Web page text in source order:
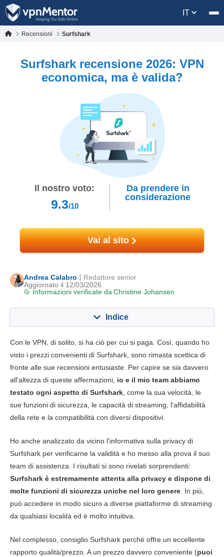
IT
Recensioni Surfshark
Surfshark recensione 2026: VPN
economica, ma è valida?
Il nostro voto:
9.3/10
Da prendere in
considerazione
Vai al sito
Andrea Calabro
Aggiornato il 12/03/2026
Informazioni verificate daChristine Johansen
Redattore senior
Indice
Funzionalità chiave 9.4
Streaming 9.6
Gaming 9.0
Rete di server 9.0
Sicurezza 10.0
Privacy 9.0
Torrent 9.0
Installazione e app 9.4
Con le VPN, di solito, si ha ciò per cui si paga. Così, quando ho
visto i prezzi convenienti di Surfshark, sono rimasta scettica di
fronte alle sue recensioni entusiaste. Per capire se sia davvero
all'altezza di queste affermazioni, io e il mio team abbiamo
testato ogni aspetto di Surfshark, come la sua velocità, le
sue funzioni di sicurezza, le capacità di streaming, l'affidabilità
della rete e la compatibilità con diversi dispositivi.
Ho anche analizzato da vicino l'informativa sulla privacy di
Surfshark per verificarne la validità e ho messo alla prova il suo
team di assistenza. I risultati si sono rivelati sorprendenti:
Surfshark è estremamente attenta alla privacy e dispone di
molte funzioni di sicurezza uniche nel loro genere. In più,
può accedere in modo sicuro a diverse piattaforme di streaming
da qualsiasi località ed è molto intuitiva.
Nel complesso, consiglio Surfshark perché offre un eccellente
rapporto qualità/prezzo. A un prezzo davvero conveniente (puoi